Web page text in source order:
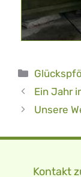
Ein Jahr
Unsere
Kontakt